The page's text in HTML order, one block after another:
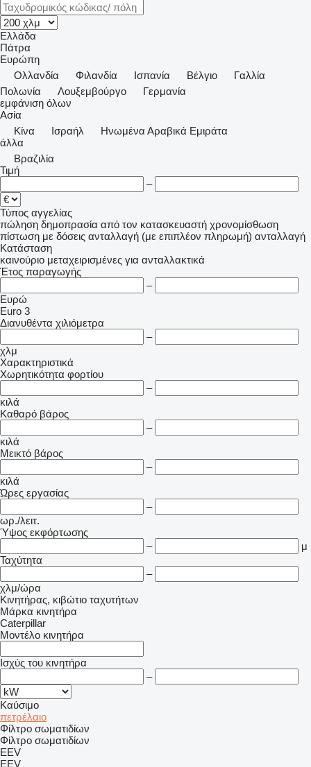
Ελλάδα
Πάτρα
Ευρώπη
Ολλανδία
Φιλανδία Ισπανία Βέλγιο
Γαλλία
Πολωνία
Λουξεμβούργο
Γερμανία
εμφάνιση όλων
Ασία
Κίνα
Ισραήλ
Hνωμένα Αραβικά Εμιράτα
άλλα
Βραζιλία
Τιμή
–
Τύπος αγγελίας
πώληση δημοπρασία από τον κατασκευαστή χρονομίσθωση
πίστωση με δόσεις ανταλλαγή (με επιπλέον πληρωμή) ανταλλαγή
Κατάσταση
καινούριο μεταχειρισμένες για ανταλλακτικά
Έτος παραγωγής
–
Ευρώ
Euro 3
Διανυθέντα χιλιόμετρα
–
χλμ
Χαρακτηριστικά
Χωρητικότητα φορτίου
–
κιλά
Καθαρό βάρος
–
κιλά
Μεικτό βάρος
–
κιλά
Ώρες εργασίας
–
ωρ./λειτ.
Ύψος εκφόρτωσης
–
μ
Ταχύτητα
–
χλμ/ώρα
Κινητήρας, κιβώτιο ταχυτήτων
Μάρκα κινητήρα
Caterpillar
Μοντέλο κινητήρα
Ισχύς του κινητήρα
–
Καύσιμο
πετρέλαιο
Φίλτρο σωματιδίων
Φίλτρο σωματιδίων
EEV
EEV